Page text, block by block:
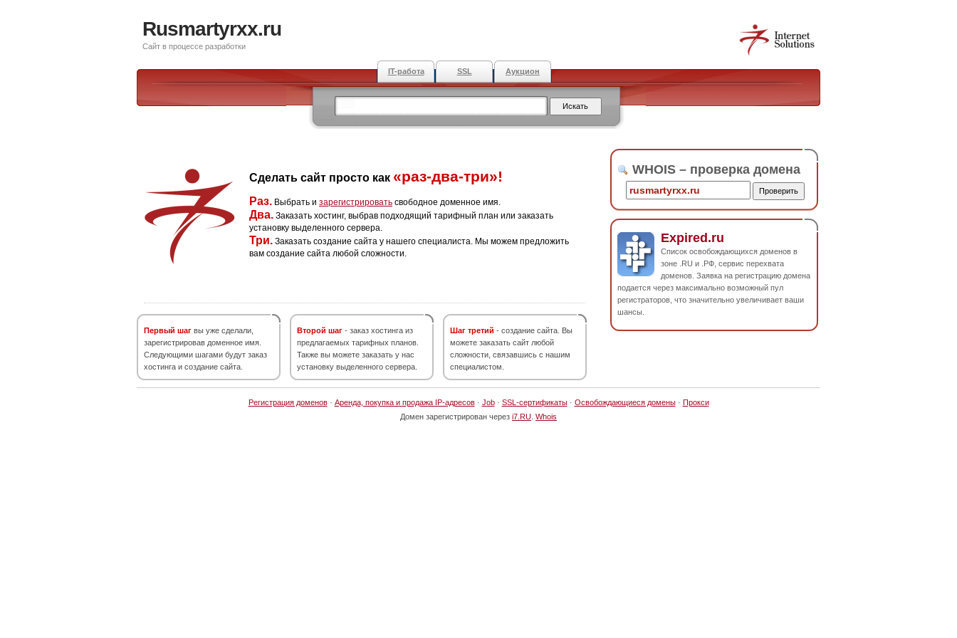
Rusmartyrxx.ru
Сайт в процессе разработки
IT-работа SSL Аукцион
Сделать сайт просто как «раз-два-три»!
Раз. Выбрать и зарегистрировать свободное доменное имя.
Два. Заказать хостинг, выбрав подходящий тарифный план или заказать
установку выделенного сервера.
Три. Заказать создание сайта у нашего специалиста. Мы можем предложить
вам создание сайта любой сложности.
Первый шаг вы уже сделали,
зарегистрировав доменное имя.
Следующими шагами будут заказ
хостинга и создание сайта.
Второй шаг - заказ хостинга из
предлагаемых тарифных планов.
Также вы можете заказать у нас
установку выделенного сервера.
Шаг третий - создание сайта. Вы
можете заказать сайт любой
сложности, связавшись с нашим
специалистом.
WHOIS – проверка домена
Expired.ru
Список освобождающихся доменов в
зоне .RU и .РФ, сервис перехвата
доменов. Заявка на регистрацию домена
подается через максимально возможный пул
регистраторов, что значительно увеличивает ваши
шансы.
Регистрация доменов· Аренда, покупка и продажа IP-адресов· Job· SSL-сертификаты· Освобождающиеся домены· Прокси
Домен зарегистрирован через i7.RU Whois